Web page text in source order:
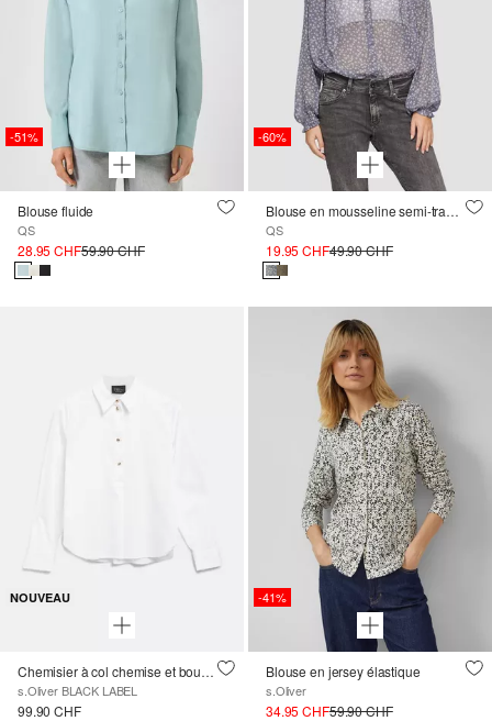
-51%
Blouse fluide
QS
28.95 CHF59.90 CHF
-60%
Blouse en mousseline semi-transparente à manches bouffantes
QS
19.95 CHF49.90 CHF
NOUVEAU
Chemisier à col chemise et boutons décoratifs
s.Oliver BLACK LABEL
99.90 CHF
-41%
Blouse en jersey élastique
s.Oliver
34.95 CHF59.90 CHF